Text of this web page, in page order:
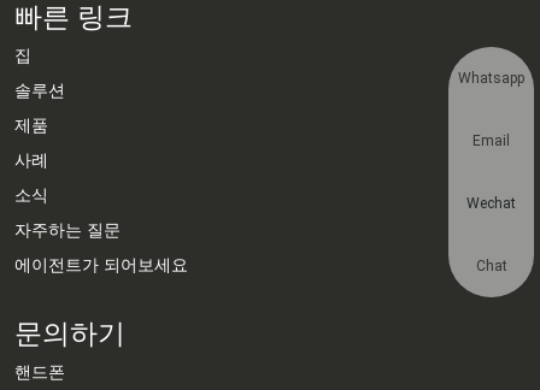
빠른 링크
집
솔루션
제품
사례
소식
자주하는 질문
에이전트가 되어보세요
문의하기
핸드폰
Whatsapp
Email
Wechat
Chat